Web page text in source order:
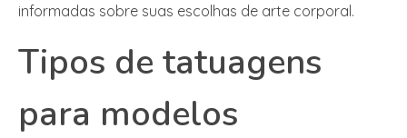
informadas sobre suas escolhas de arte corporal.
Tipos de tatuagens
para modelos